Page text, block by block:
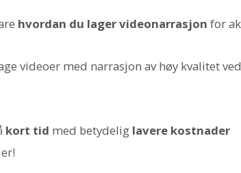
hvordan du lager videonarrasjon for
videoer med narrasjon av høy kvalitet
kort tid med betydelig lavere kostnader